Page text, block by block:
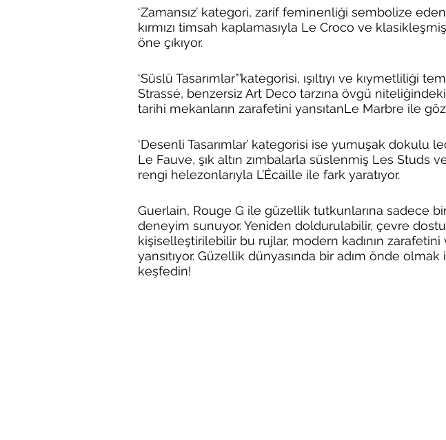
‘Zamansız’ kategori, zarif feminenliği sembolize
kırmızı timsah kaplamasıyla Le Croco ve
öne çıkıyor.
‘Süslü Tasarımlar”’kategorisi, ışıltıyı ve kıymetliliği
Strassé, benzersiz Art Deco tarzına övgü niteliğindeki
tarihi mekanların zarafetini yansıtanLe Marbre ile göz
‘Desenli Tasarımlar’ kategorisi ise yumuşak dokulu
Le Fauve, şık altın zımbalarla süslenmiş Les Studs
rengi helezonlarıyla L’Écaille ile fark yaratıyor.
Guerlain, Rouge G ile güzellik tutkunlarına sadece
deneyim sunuyor. Yeniden doldurulabilir, çevre
kişiselleştirilebilir bu rujlar, modern kadının zarafetini
yansıtıyor. Güzellik dünyasında bir adım önde olmak
keşfedin!​​​​​